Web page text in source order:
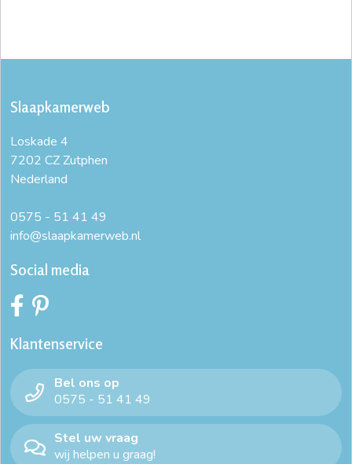
Slaapkamerweb
Loskade 4
7202 CZ Zutphen
Nederland
0575 - 51 41 49
info@slaapkamerweb.nl
Social media
Klantenservice
Bel ons op
0575 - 51 41 49
Stel uw vraag
wij helpen u graag!